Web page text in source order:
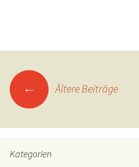
← Ältere Beiträge
Kategorien